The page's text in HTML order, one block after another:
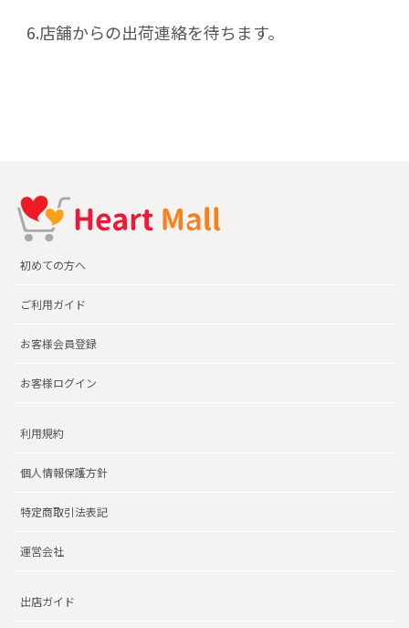
6.店舗からの出荷連絡を待ちます。
初めての方へ
ご利用ガイド
お客様会員登録
お客様ログイン
利用規約
個人情報保護方針
特定商取引法表記
運営会社
出店ガイド